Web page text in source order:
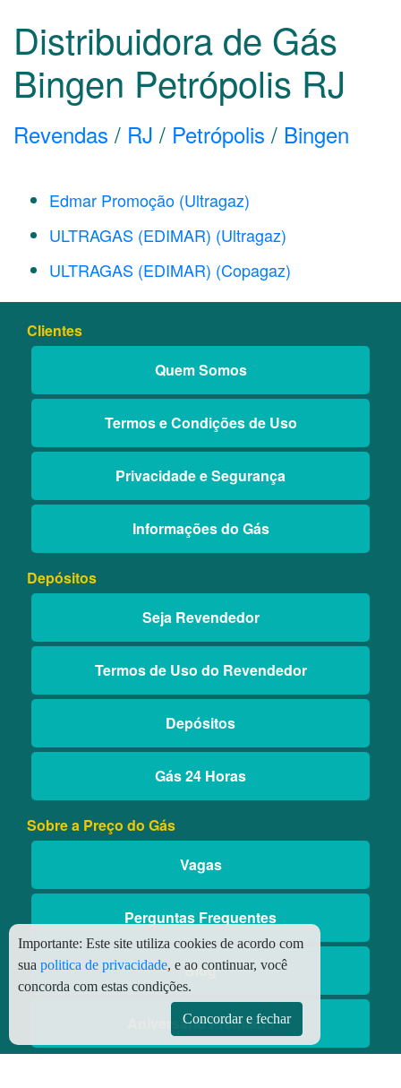
Distribuidora de Gás
Bingen Petrópolis RJ
Revendas / RJ / Petrópolis / Bingen
Edmar Promoção (Ultragaz)
ULTRAGAS (EDIMAR) (Ultragaz)
ULTRAGAS (EDIMAR) (Copagaz)
Clientes
Quem Somos
Termos e Condições de Uso
Privacidade e Segurança
Informações do Gás
Depósitos
Seja Revendedor
Termos de Uso do Revendedor
Depósitos
Gás 24 Horas
Sobre a Preço do Gás
Vagas
Perguntas Frequentes
Blog
Aniversário Premiado
Importante: Este site utiliza cookies de acordo com
sua politica de privacidade, e ao continuar, você
concorda com estas condições.
Concordar e fechar